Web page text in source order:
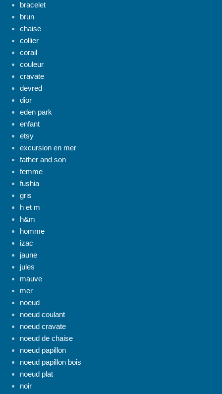
bracelet
brun
chaise
collier
corail
couleur
cravate
devred
dior
eden park
enfant
etsy
excursion en mer
father and son
femme
fushia
gris
h et m
h&m
homme
izac
jaune
jules
mauve
mer
noeud
noeud coulant
noeud cravate
noeud de chaise
noeud papillon
noeud papillon bois
noeud plat
noir